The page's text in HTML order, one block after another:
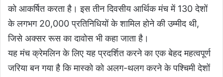
को आकर्षित करता है। इस तीन दिवसीय आर्थिक मंच में 130 देशों
के लगभग 20,000 प्रतिनिधियों के शामिल होने की उम्मीद थी,
जिसे अक्सर रूस का दावोस भी कहा जाता है।
यह मंच क्रेमलिन के लिए यह प्रदर्शित करने का एक बेहद महत्वपूर्ण
जरिया बन गया है कि मास्को को अलग-थलग करने के पश्चिमी देशों